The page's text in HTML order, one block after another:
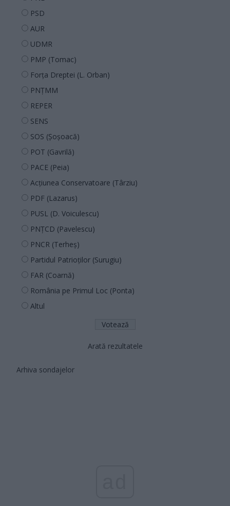
PSD
AUR
UDMR
PMP (Tomac)
Forța Dreptei (L. Orban)
PNȚMM
REPER
SENS
SOS (Șoșoacă)
POT (Gavrilă)
PACE (Peia)
Acțiunea Conservatoare (Târziu)
PDF (Lazarus)
PUSL (D. Voiculescu)
PNȚCD (Pavelescu)
PNCR (Terheș)
Partidul Patrioților (Surugiu)
FAR (Coarnă)
România pe Primul Loc (Ponta)
Altul
Arată rezultatele
Arhiva sondajelor